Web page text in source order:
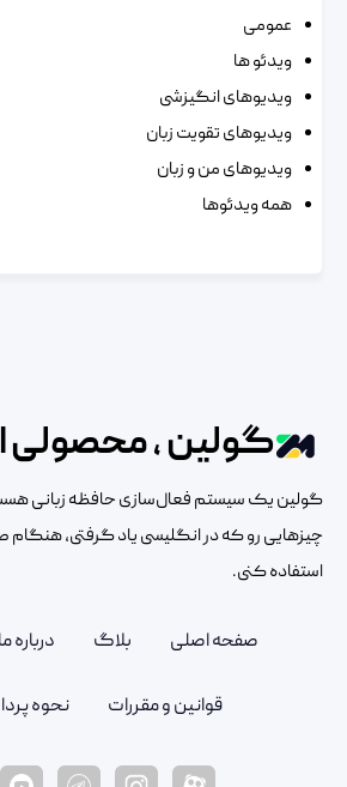
عمومی
ویدئو ها
ویدیوهای انگیزشی
ویدیوهای تقویت زبان
ویدیوهای من و زبان
همه ویدئوها
گولین ، محصولی
گولین یک سیستم فعال‌سازی حافظه زبانی
چیزهایی رو که در انگلیسی یاد گرفتی، هنگام
استفاده کنی.
صفحه اصلی بلاگ درباره ما
قوانین و مقررات نحوه